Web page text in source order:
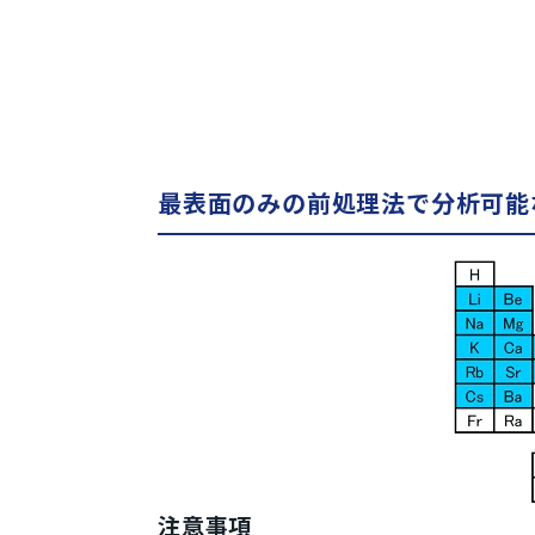
最表面のみの前処理法で分析可
注意事項